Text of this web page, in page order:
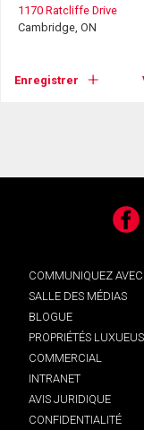
1170 Ratcliffe Drive
Cambridge, ON
Enregistrer
COMMUNIQUEZ
SALLE DES MÉDIAS
BLOGUE
PROPRIÉTÉS
COMMERCIAL
INTRANET
AVIS JURIDIQUE
CONFIDENTIALITÉ